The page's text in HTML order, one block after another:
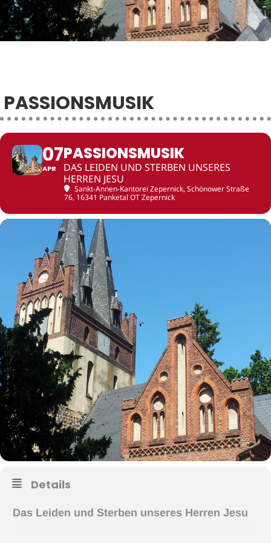
PASSIONSMUSIK
07
APR
PASSIONSMUSIK
DAS LEIDEN UND STERBEN UNSERES
HERREN JESU
Sankt-Annen-Kantorei Zepernick, Schönower Straße
76, 16341 Panketal OT Zepernick
Details
Das Leiden und Sterben unseres Herren Jesu